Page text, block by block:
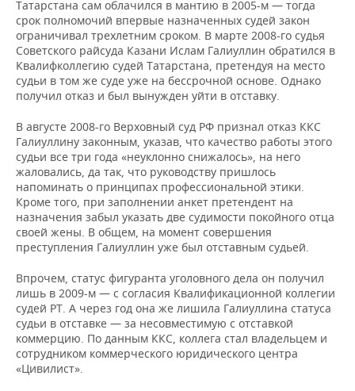
Татарстана сам облачился в мантию в 2005-м — тогда
срок полномочий впервые назначенных судей закон
ограничивал трехлетним сроком. В марте 2008-го судья
Советского райсуда Казани Ислам Галиуллин обратился в
Квалифколлегию судей Татарстана, претендуя на место
судьи в том же суде уже на бессрочной основе. Однако
получил отказ и был вынужден уйти в отставку.
В августе 2008-го Верховный суд РФ признал отказ ККС
Галиуллину законным, указав, что качество работы этого
судьи все три года «неуклонно снижалось», на него
жаловались, да так, что руководству пришлось
напоминать о принципах профессиональной этики.
Кроме того, при заполнении анкет претендент на
назначения забыл указать две судимости покойного отца
своей жены. В общем, на момент совершения
преступления Галиуллин уже был отставным судьей.
Впрочем, статус фигуранта уголовного дела он получил
лишь в 2009-м — с согласия Квалификационной коллегии
судей РТ. А через год она же лишила Галиуллина статуса
судьи в отставке — за несовместимую с отставкой
коммерцию. По данным ККС, коллега стал владельцем и
сотрудником коммерческого юридического центра
«Цивилист».